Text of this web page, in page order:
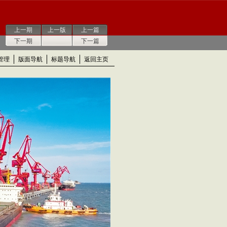
上一期
下一期
上一版
上一篇
下一篇
理 版面导航 标题导航 返回主页